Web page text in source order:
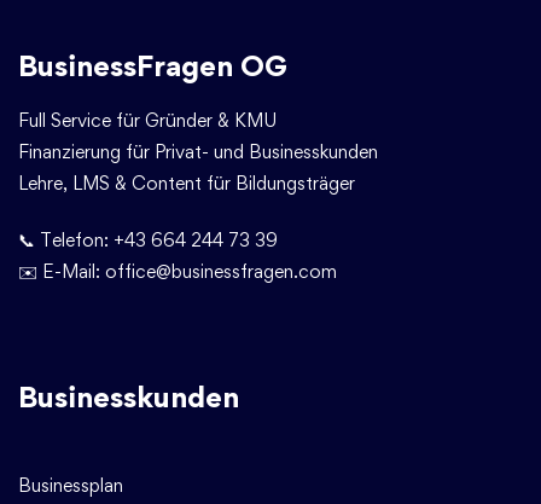
BusinessFragen OG
Full Service für Gründer & KMU
Finanzierung für Privat- und Businesskunden
Lehre, LMS & Content für Bildungsträger
📞 Telefon: +43 664 244 73 39
✉️ E-Mail: office@businessfragen.com
Businesskunden
Businessplan